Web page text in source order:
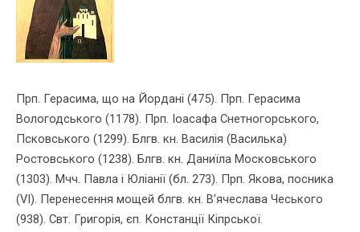
Прп. Герасима, що на Йорданi (475). Прп. Герасима
Вологодського (1178). Прп. Іоасафа Снетногорського,
Псковського (1299). Блгв. кн. Василiя (Василька)
Ростовського (1238). Блгв. кн. Даниїла Московського
(1303). Мчч. Павла i Юлiанiї (бл. 273). Прп. Якова, посника
(VІ). Перенесення мощей блгв. кн. В’ячес­лава Чеського
(938). Свт. Григорiя, єп. Констанцiї Кіпрської.